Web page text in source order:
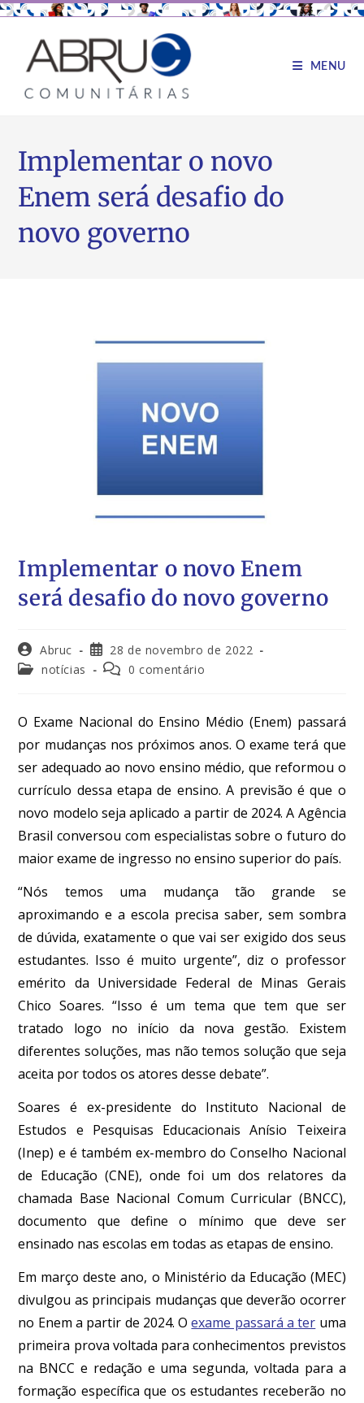
MENU
Implementar o novo
Enem será desafio do
novo governo
Implementar o novo Enem
será desafio do novo governo
Abruc
28 de novembro de 2022
notícias
0 comentário
O Exame Nacional do Ensino Médio (Enem) passará
por mudanças nos próximos anos. O exameterá que
ser adequado ao novo ensino médio, que reformou o
currículo dessa etapa de ensino. A previsão é que o
novo modelo seja aplicado a partir de 2024. A Agência
Brasil conversou com especialistas sobre o futuro do
maior exame de ingresso no ensino superior do país.
“Nós temos uma mudança tão grande se
aproximando e a escola precisa saber, sem sombra
de dúvida, exatamente o que vai ser exigido dos seus
estudantes. Isso é muito urgente”, diz o professor
emérito da Universidade Federal de Minas Gerais
Chico Soares. “Isso é um tema que tem que ser
tratado logo no início da nova gestão. Existem
diferentes soluções, mas não temos solução que seja
aceita por todos os atores desse debate”.
Soares é ex-presidente do Instituto Nacional de
Estudos e Pesquisas Educacionais Anísio Teixeira
(Inep) e é também ex-membro do Conselho Nacional
de Educação (CNE), onde foi um dos relatores da
chamada Base Nacional Comum Curricular (BNCC),
documento que define o mínimo que deve ser
ensinado nas escolas em todas as etapas de ensino.
Em março deste ano, o Ministério da Educação (MEC)
divulgou as principais mudanças que deverão ocorrer
no Enem a partir de 2024. Oexame passará ater uma
primeira prova voltada para conhecimentos previstos
na BNCC e redação e umasegunda, voltada para a
formação específica que os estudantes receberão no